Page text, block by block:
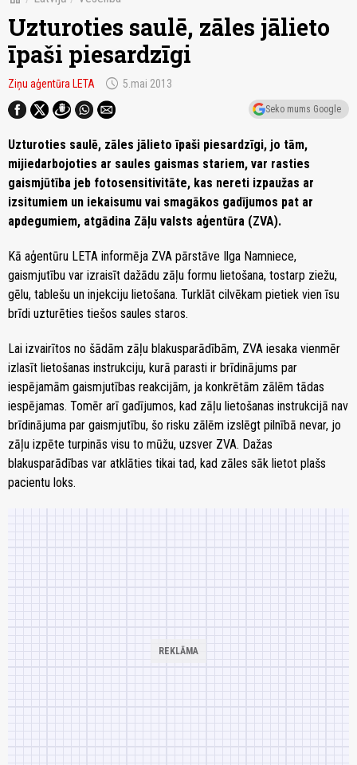
Uzturoties saulē, zāles jālieto
īpaši piesardzīgi
Ziņu aģentūra LETA schedule 5.mai 2013
Seko mums Google
Uzturoties saulē, zāles jālieto īpaši piesardzīgi, jo tām,
mijiedarbojoties ar saules gaismas stariem, var rasties
gaismjūtība jeb fotosensitivitāte, kas nereti izpaužas ar
izsitumiem un iekaisumu vai smagākos gadījumos pat ar
apdegumiem, atgādina Zāļu valsts aģentūra (ZVA).
Kā aģentūru LETA informēja ZVA pārstāve Ilga Namniece,
gaismjutību var izraisīt dažādu zāļu formu lietošana, tostarp ziežu,
gēlu, tablešu un injekciju lietošana. Turklāt cilvēkam pietiek vien īsu
brīdi uzturēties tiešos saules staros.
Lai izvairītos no šādām zāļu blakusparādībām, ZVA iesaka vienmēr
izlasīt lietošanas instrukciju, kurā parasti ir brīdinājums par
iespējamām gaismjutības reakcijām, ja konkrētām zālēm tādas
iespējamas. Tomēr arī gadījumos, kad zāļu lietošanas instrukcijā nav
brīdinājuma par gaismjutību, šo risku zālēm izslēgt pilnībā nevar, jo
zāļu izpēte turpinās visu to mūžu, uzsver ZVA. Dažas
blakusparādības var atklāties tikai tad, kad zāles sāk lietot plašs
pacientu loks.